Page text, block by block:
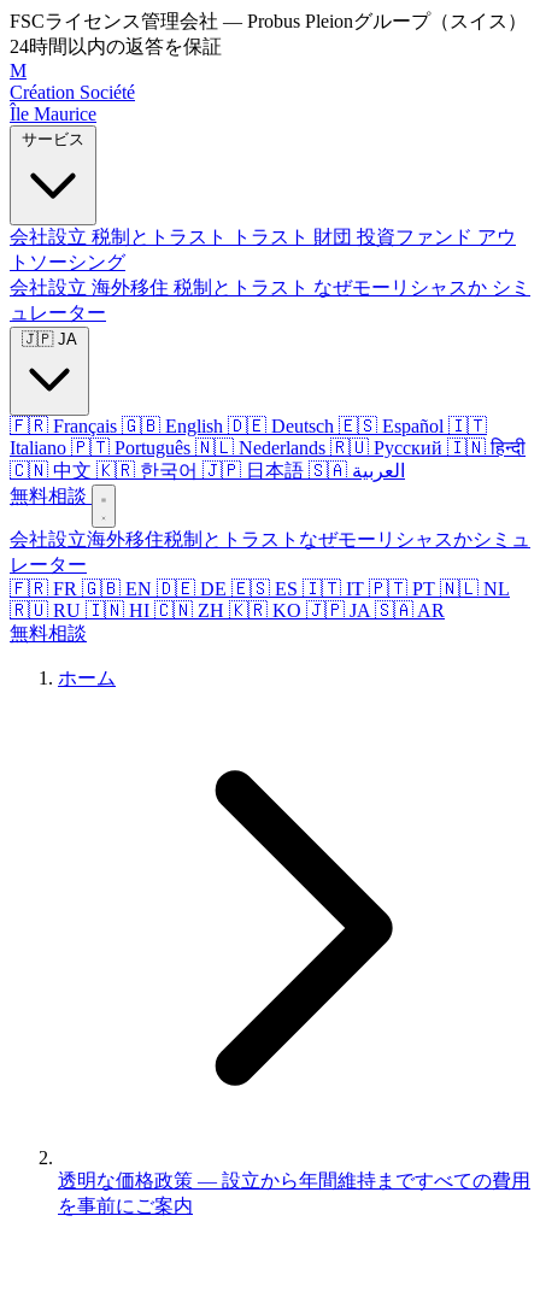
FSCライセンス管理会社 — Probus Pleionグループ（スイス）
24時間以内の返答を保証
M
Création Société
Île Maurice
会社設立 税制とトラスト トラスト 財団 投資ファンド アウ
トソーシング
会社設立 海外移住 税制とトラスト なぜモーリシャスか シミ
ュレーター
🇫🇷 Français 🇬🇧 English 🇩🇪 Deutsch 🇪🇸 Español 🇮🇹
Italiano 🇵🇹 Português 🇳🇱 Nederlands 🇷🇺 Русский 🇮🇳 हिन्दी
🇨🇳 中文 🇰🇷 한국어 🇯🇵 日本語
🇸🇦 العربية
無料相談
会社設立海外移住税制とトラスト なぜモーリシャスかシミュ
レーター
🇫🇷 FR 🇬🇧 EN 🇩🇪 DE 🇪🇸 ES 🇮🇹 IT 🇵🇹 PT 🇳🇱 NL
🇷🇺 RU 🇮🇳 HI 🇨🇳 ZH 🇰🇷 KO 🇯🇵 JA 🇸🇦 AR
無料相談
ホーム
透明な価格政策 — 設立から年間維持まですべての費用
を事前にご案内